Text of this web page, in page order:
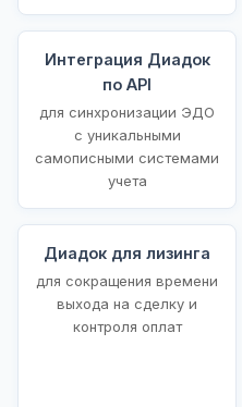
Интеграция Диадок
по API
для синхронизации ЭДО
с уникальными
самописными системами
учета
Диадок для лизинга
для сокращения времени
выхода на сделку и
контроля оплат